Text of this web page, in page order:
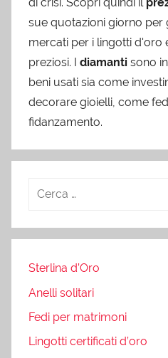
sue quotazioni giorno per
mercati per i lingotti d'oro
preziosi. I diamanti sono
beni usati sia come
decorare gioielli, come
fidanzamento.
Sterlina d’Oro
Anelli solitari
Fedi per matrimoni
Lingotti certificati d’oro